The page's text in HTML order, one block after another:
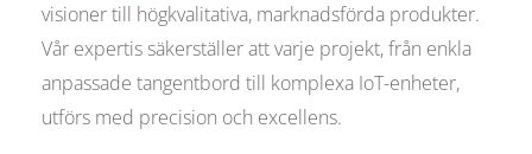
visioner till högkvalitativa, marknadsförda produkter.
Vår expertis säkerställer att varje projekt, från enkla
anpassade tangentbord till komplexa IoT-enheter,
utförs med precision och excellens.